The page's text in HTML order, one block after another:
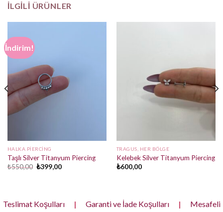
İLGILI ÜRÜNLER
İndirim!
HALKA PIERCING
Taşlı Silver Titanyum Piercing
₺550,00 Orijinal
₺399,00Şu
TRAGUS, HER BÖLGE
Kelebek Silver Titanyum Piercing
₺600,00
Teslimat Koşulları | Garanti ve İade Koşulları |
Mesafeli